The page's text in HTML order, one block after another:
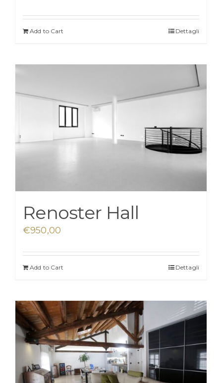
Add to Cart Dettagli
Renoster Hall
€950,00
Add to Cart Dettagli